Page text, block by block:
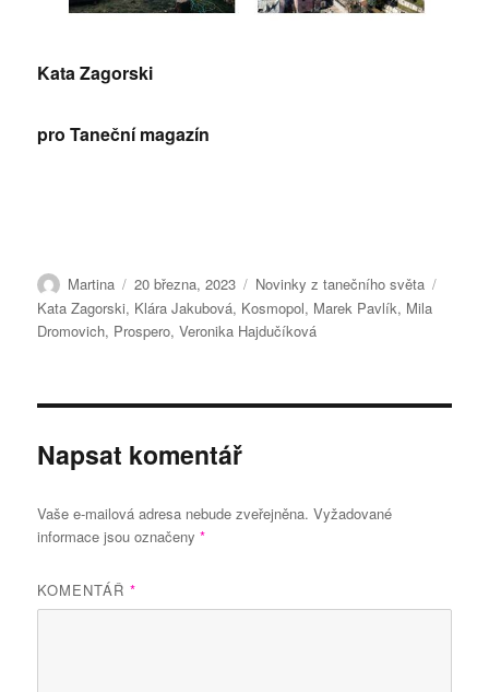
Kata Zagorski
pro Taneční magazín
Autor:
Martina Publikováno:
20 března, 2023 Rubriky:
Novinky z tanečního světa
Kata Zagorski, Klára Jakubová, Kosmopol, Marek Pavlík, Mila
Dromovich, Prospero,Veronika Hajdučíková
Napsat komentář
Vaše e-mailová adresa nebude zveřejněna. Vyžadované
informace jsou označeny*
KOMENTÁŘ*